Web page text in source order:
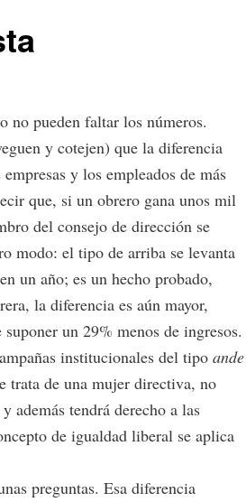
no pueden faltar los números.
y cotejen) que la diferencia
y los empleados de más
que, si un obrero gana unos mil
del consejo de dirección se
modo: el tipo de arriba se levanta
un año; es un hecho probado,
la diferencia es aún mayor,
un 29% menos de ingresos.
institucionales del tipo ande
trata de una mujer directiva, no
además tendrá derecho a las
de igualdad liberal se aplica
preguntas. Esa diferencia